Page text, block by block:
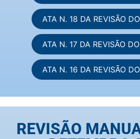
ATA N. 18 DA REVISÃO
ATA N. 17 DA REVISÃO
ATA N. 16 DA REVISÃO
REVISÃO